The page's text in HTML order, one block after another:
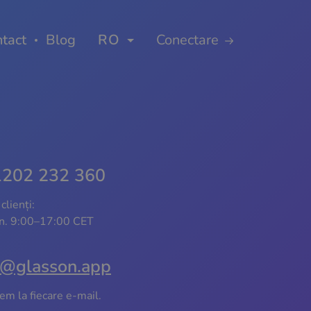
Blog RO Conectare
232 360
9:00–17:00 CET
la fiecare e-mail.